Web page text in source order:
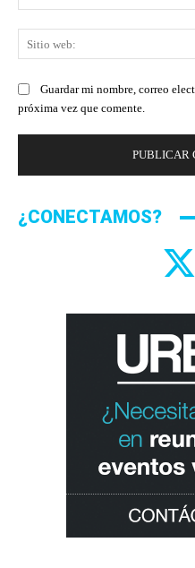
Guardar mi nombre, correo
próxima vez que comente.
¿CONECTAMOS?